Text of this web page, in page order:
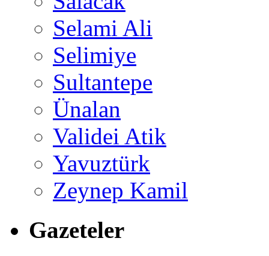
Selami Ali
Selimiye
Sultantepe
Ünalan
Validei Atik
Yavuztürk
Zeynep Kamil
Gazeteler